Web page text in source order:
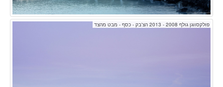
פולקסווגן גולף 2008 - 2013 הצ'בק - כסף - מבט מהצד